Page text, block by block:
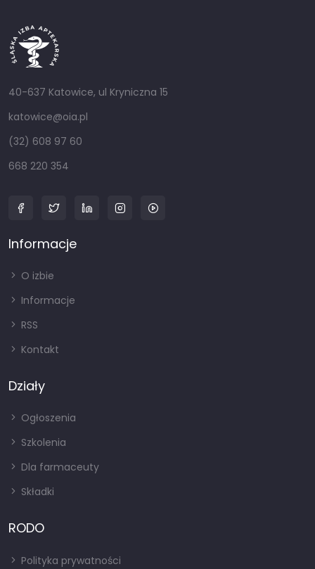
40-637 Katowice, ul Kryniczna 15
katowice@oia.pl
(32) 608 97 60
668 220 354
Informacje
O izbie
Informacje
RSS
Kontakt
Działy
Ogłoszenia
Szkolenia
Dla farmaceuty
Składki
RODO
Polityka prywatności